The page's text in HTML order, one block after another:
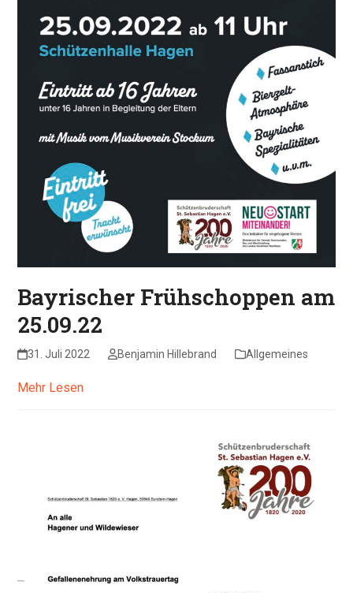
Bayrischer Frühschoppen am
25.09.22
31. Juli 2022 Benjamin Hillebrand Allgemeines
Mehr Lesen